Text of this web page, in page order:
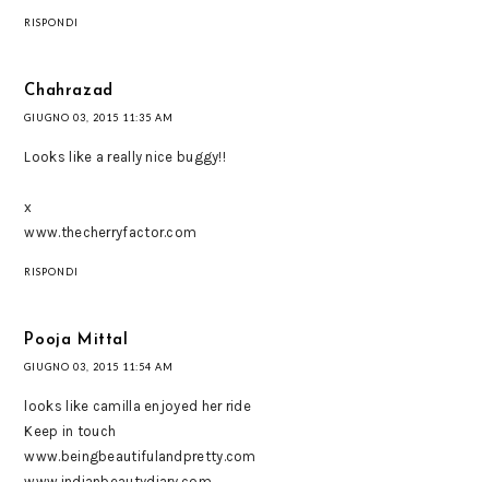
RISPONDI
Chahrazad
GIUGNO 03, 2015 11:35 AM
Looks like a really nice buggy!!
x
www.thecherryfactor.com
RISPONDI
Pooja Mittal
GIUGNO 03, 2015 11:54 AM
looks like camilla enjoyed her ride
Keep in touch
www.beingbeautifulandpretty.com